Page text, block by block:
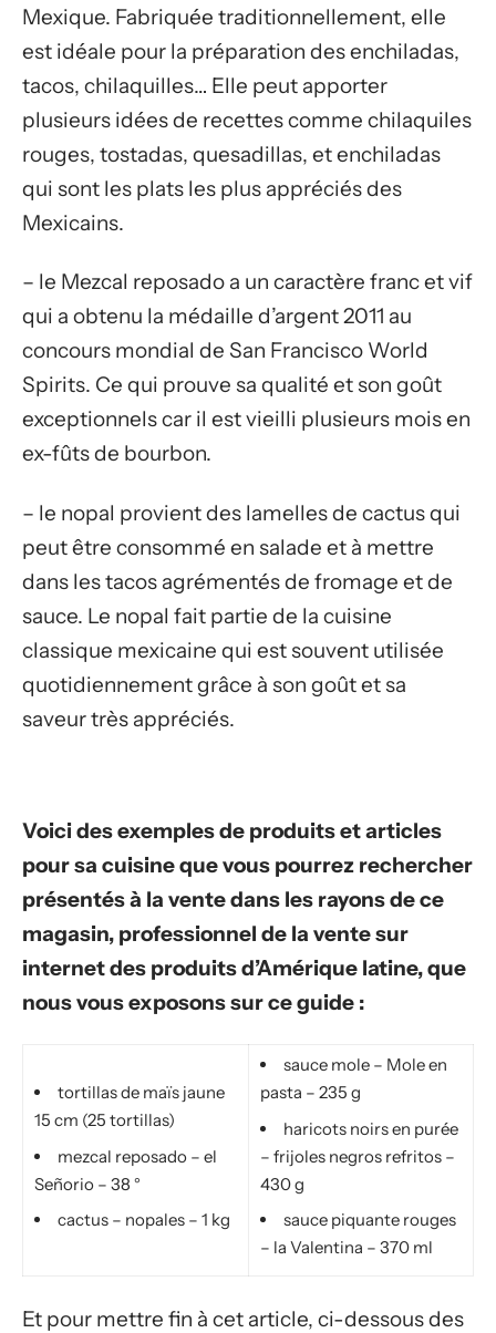
Mexique. Fabriquée traditionnellement, elle
est idéale pour la préparation des enchiladas,
tacos, chilaquilles… Elle peut apporter
plusieurs idées de recettes comme chilaquiles
rouges, tostadas, quesadillas, et enchiladas
qui sont les plats les plus appréciés des
Mexicains.
– le Mezcal reposado a un caractère franc et vif
qui a obtenu la médaille d’argent 2011 au
concours mondial de San Francisco World
Spirits. Ce qui prouve sa qualité et son goût
exceptionnels car il est vieilli plusieurs mois en
ex-fûts de bourbon.
– le nopal provient des lamelles de cactus qui
peut être consommé en salade et à mettre
dans les tacos agrémentés de fromage et de
sauce. Le nopal fait partie de la cuisine
classique mexicaine qui est souvent utilisée
quotidiennement grâce à son goût et sa
saveur très appréciés.
Voici des exemples de produits et articles
pour sa cuisine que vous pourrez rechercher
présentés à la vente dans les rayons de ce
magasin, professionnel de la vente sur
internet des produits d’Amérique latine, que
nous vous exposons sur ce guide :
tortillas de maïs jaune
15 cm (25 tortillas)
mezcal reposado – el
Señorio – 38 °
cactus – nopales – 1 kg
sauce mole – Mole en
pasta – 235 g
haricots noirs en purée
– frijoles negros refritos –
430 g
sauce piquante rouges
– la Valentina – 370 ml
Et pour mettre fin à cet article, ci-dessous des